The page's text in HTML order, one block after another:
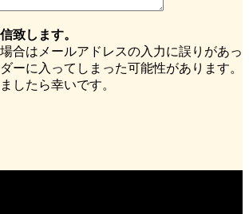
致します。
合はメールアドレスの入力に誤りがあっ
ーに入ってしまった可能性があります。
したら幸いです。